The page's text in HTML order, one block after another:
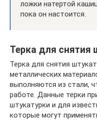
ложки натертой
пока он настоится.
Терка для снятия
Терка для снятия
металлических
выполняются из стали,
работе. Данные терки
штукатурки и для
которые могут